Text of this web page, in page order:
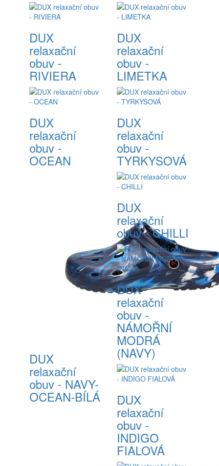
DUX
relaxační
obuv -
RIVIERA
DUX
relaxační
obuv -
LIMETKA
DUX
relaxační
obuv -
OCEAN
DUX
relaxační
obuv -
TYRKYSOVÁ
DUX
relaxační
obuv - NAVY-
OCEAN-BÍLÁ
DUX
relaxační
obuv - CHILLI
DUX
relaxační
obuv -
NÁMOŘNÍ
MODRÁ
(NAVY)
DUX
relaxační
obuv -
INDIGO
FIALOVÁ